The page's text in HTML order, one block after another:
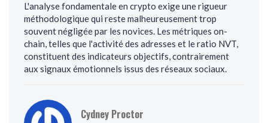
L'analyse fondamentale en crypto exige une rigueur
méthodologique qui reste malheureusement trop
souvent négligée par les novices. Les métriques on-
chain, telles que l'activité des adresses et le ratio NVT,
constituent des indicateurs objectifs, contrairement
aux signaux émotionnels issus des réseaux sociaux.
Cydney Proctor